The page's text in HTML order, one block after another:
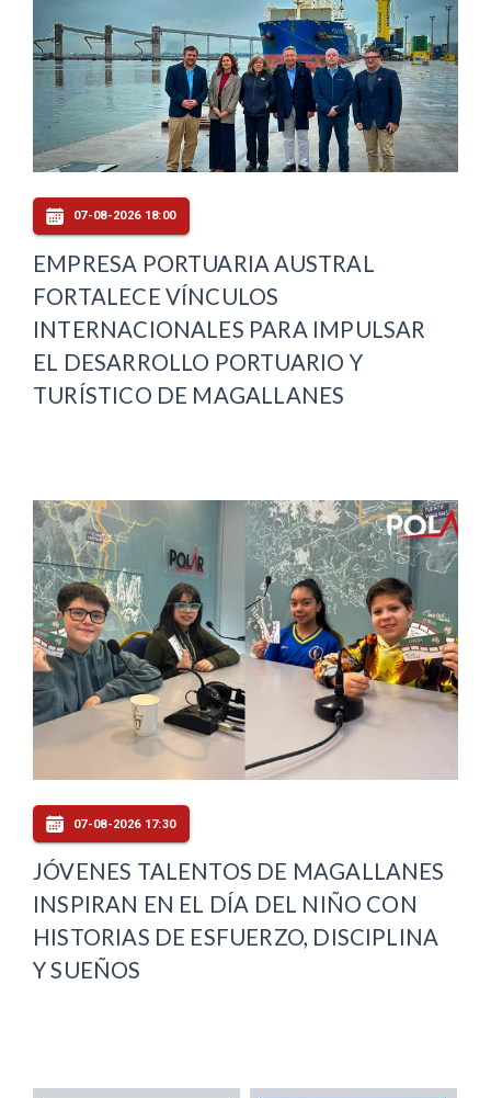
07-08-2026 18:00
EMPRESA PORTUARIA AUSTRAL
FORTALECE VÍNCULOS
INTERNACIONALES PARA IMPULSAR
EL DESARROLLO PORTUARIO Y
TURÍSTICO DE MAGALLANES
07-08-2026 17:30
JÓVENES TALENTOS DE MAGALLANES
INSPIRAN EN EL DÍA DEL NIÑO CON
HISTORIAS DE ESFUERZO, DISCIPLINA
Y SUEÑOS